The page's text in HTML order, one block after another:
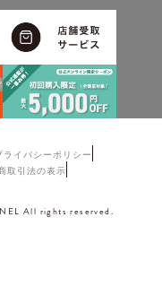
ライバシーポリシー
取引法の表示
All rights reserved.